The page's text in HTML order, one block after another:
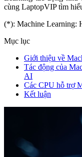
cùng LaptopVIP tìm
(*): Machine Learning:
Mục lục
Giới thiệu về
Tác động của
AI
Các CPU hỗ trợ
Kết luận